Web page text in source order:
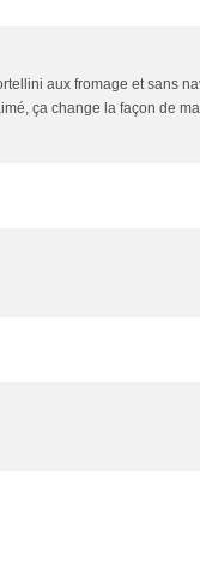
aux fromage et sans
ça change la façon de